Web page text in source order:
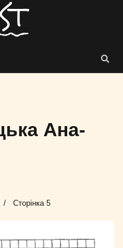
Ана-
Сторінка 5